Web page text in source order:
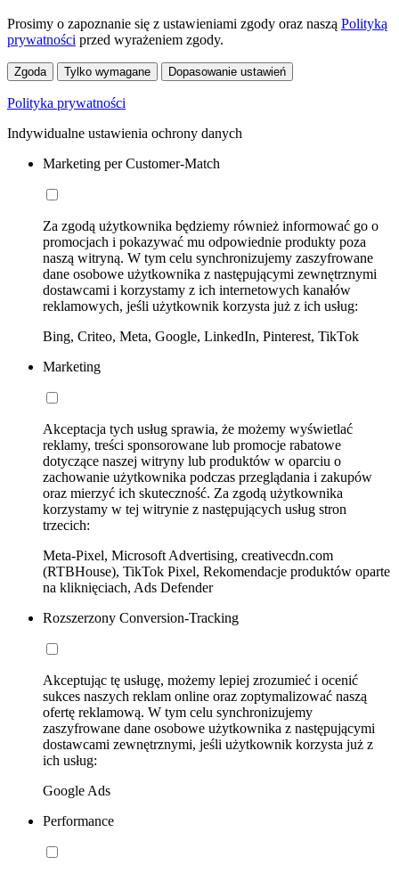
Prosimy o zapoznanie się z ustawieniami zgody oraz naszą Polityką
prywatności przed wyrażeniem zgody.
Zgoda Tylko wymagane Dopasowanie ustawień
Polityka prywatności
Indywidualne ustawienia ochrony danych
Marketing per Customer-Match
Za zgodą użytkownika będziemy również informować go o
promocjach i pokazywać mu odpowiednie produkty poza
naszą witryną. W tym celu synchronizujemy zaszyfrowane
dane osobowe użytkownika z następującymi zewnętrznymi
dostawcami i korzystamy z ich internetowych kanałów
reklamowych, jeśli użytkownik korzysta już z ich usług:
Bing, Criteo, Meta, Google, LinkedIn, Pinterest, TikTok
Marketing
Akceptacja tych usług sprawia, że możemy wyświetlać
reklamy, treści sponsorowane lub promocje rabatowe
dotyczące naszej witryny lub produktów w oparciu o
zachowanie użytkownika podczas przeglądania i zakupów
oraz mierzyć ich skuteczność. Za zgodą użytkownika
korzystamy w tej witrynie z następujących usług stron
trzecich:
Meta-Pixel, Microsoft Advertising, creativecdn.com
(RTBHouse), TikTok Pixel, Rekomendacje produktów oparte
na kliknięciach, Ads Defender
Rozszerzony Conversion-Tracking
Akceptując tę usługę, możemy lepiej zrozumieć i ocenić
sukces naszych reklam online oraz zoptymalizować naszą
ofertę reklamową. W tym celu synchronizujemy
zaszyfrowane dane osobowe użytkownika z następującymi
dostawcami zewnętrznymi, jeśli użytkownik korzysta już z
ich usług:
Google Ads
Performance